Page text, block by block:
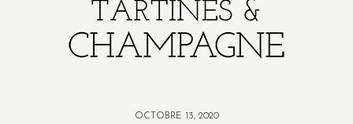
OCTOBRE 13, 2020